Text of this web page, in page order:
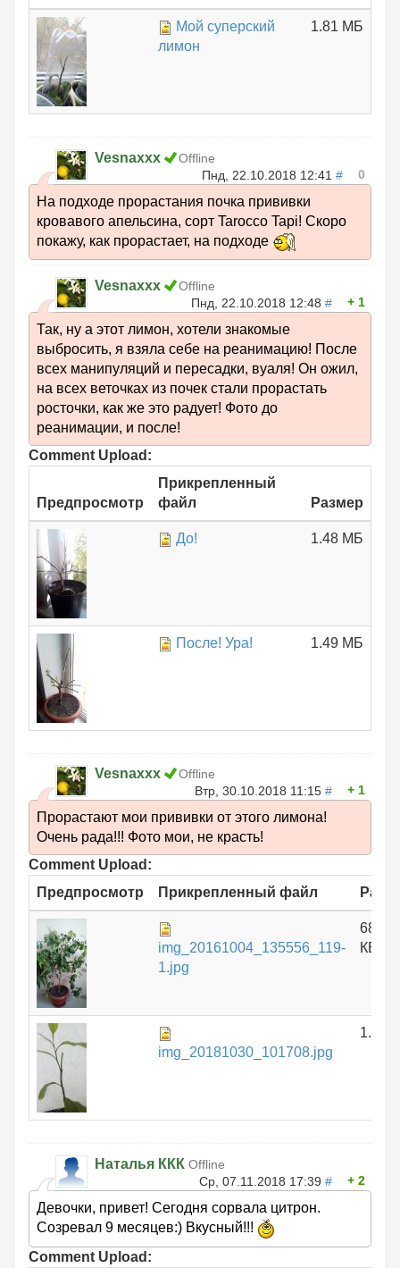
Мой суперский
лимон
1.81 МБ
Vesnaxxx
Offline
Пнд, 22.10.2018 12:41 # 0
На подходе прорастания почка прививки
кровавого апельсина, сорт Tarocco Tapi! Скоро
покажу, как прорастает, на подходе
Vesnaxxx
Offline
Пнд, 22.10.2018 12:48 # 1
Так, ну а этот лимон, хотели знакомые
выбросить, я взяла себе на реанимацию! После
всех манипуляций и пересадки, вуаля! Он ожил,
на всех веточках из почек стали прорастать
росточки, как же это радует! Фото до
реанимации, и после!
Comment Upload:
Предпросмотр
Прикрепленный
файл
Размер
До! 1.48 МБ
После! Ура! 1.49 МБ
Vesnaxxx
Offline
Втр, 30.10.2018 11:15 # 1
Прорастают мои прививки от этого лимона!
Очень рада!!! Фото мои, не красть!
Comment Upload:
Предпросмотр
Прикрепленный файл
img_20161004_135556_119-
1.jpg
КБ
img_20181030_101708.jpg
1.51
Наталья ККК Offline
Ср, 07.11.2018 17:39 # 2
Девочки, привет! Сегодня сорвала цитрон.
Созревал 9 месяцев:) Вкусный!!!
Comment Upload: